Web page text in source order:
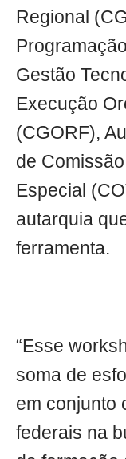
Regional
Gestão
Execução
(CGORF),
de
Especial
autarquia
ferramenta.
“Esse
soma de
em conjunto
federais na